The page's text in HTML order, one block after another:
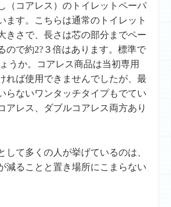
（コアレス）のトイレットペーパ
ます。こちらは通常のトイレット
きさで、長さは芯の部分までペー
ので約2?３倍はあります。標準で
うか。コアレス商品は当初専用
れば使用できませんでしたが、最
らないワンタッチタイプもでてい
アレス、ダブルコアレス両方あり
して多くの人が挙げているのは、
減ることと置き場所にこまらない